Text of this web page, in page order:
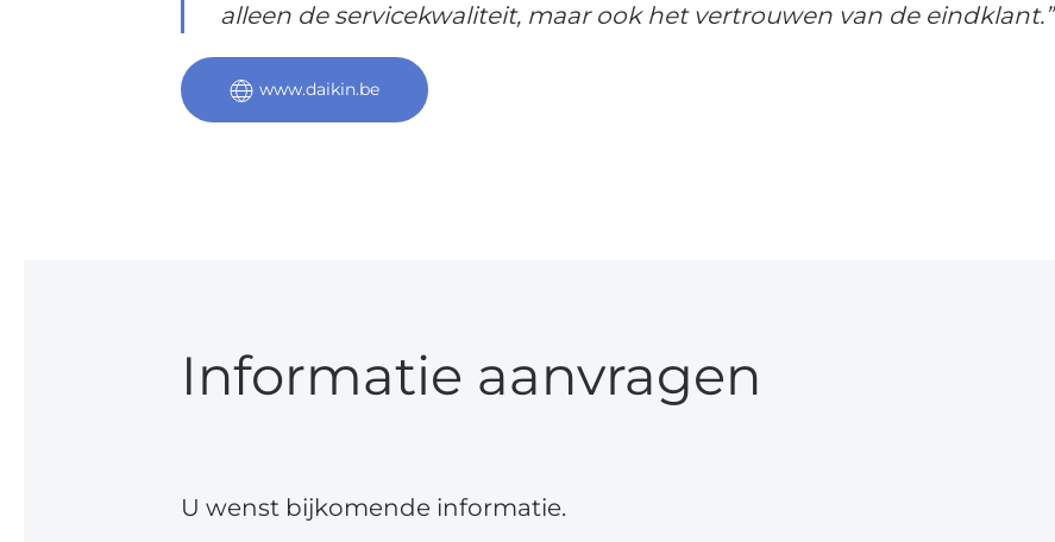
alleen de servicekwaliteit, maar ook het vertrouwen van de eindklant.”
www.daikin.be
Informatie aanvragen
U wenst bijkomende informatie.